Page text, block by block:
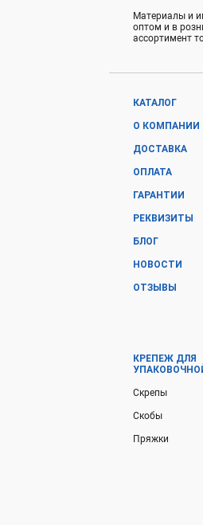
Материалы и
оптом и в
ассортимент
КАТАЛОГ
О КОМПАНИИ
ДОСТАВКА
ОПЛАТА
ГАРАНТИИ
РЕКВИЗИТЫ
БЛОГ
НОВОСТИ
ОТЗЫВЫ
КРЕПЕЖ ДЛЯ
Скрепы
Скобы
Пряжки